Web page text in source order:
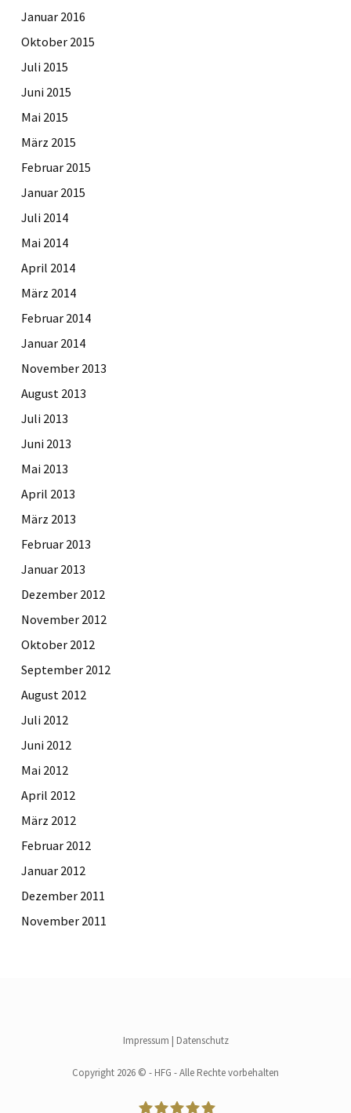
Januar 2016
Oktober 2015
Juli 2015
Juni 2015
Mai 2015
März 2015
Februar 2015
Januar 2015
Juli 2014
Mai 2014
April 2014
März 2014
Februar 2014
Januar 2014
November 2013
August 2013
Juli 2013
Juni 2013
Mai 2013
April 2013
März 2013
Februar 2013
Januar 2013
Dezember 2012
November 2012
Oktober 2012
September 2012
August 2012
Juli 2012
Juni 2012
Mai 2012
April 2012
März 2012
Februar 2012
Januar 2012
Dezember 2011
November 2011
Impressum | Datenschutz
Copyright 2026 © - HFG - Alle Rechte vorbehalten